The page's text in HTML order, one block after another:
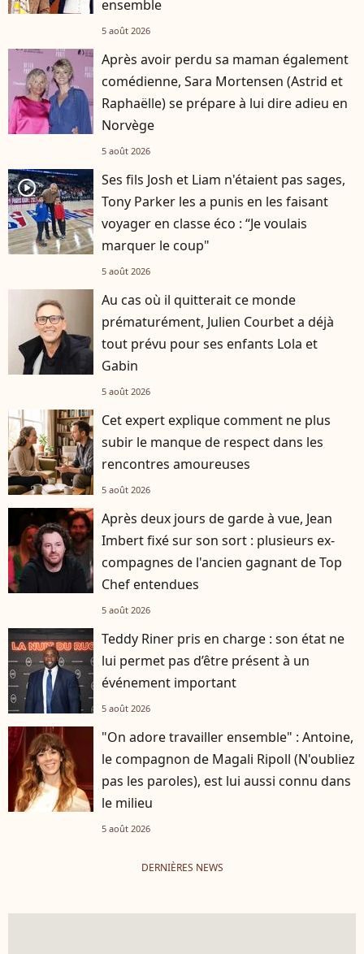
ensemble
5 août 2026
Après avoir perdu sa maman également
comédienne, Sara Mortensen (Astrid et
Raphaëlle) se prépare à lui dire adieu en
Norvège
5 août 2026
player2
Ses fils Josh et Liam n'étaient pas sages,
Tony Parker les a punis en les faisant
voyager en classe éco : “Je voulais
marquer le coup"
5 août 2026
Au cas où il quitterait ce monde
prématurément, Julien Courbet a déjà
tout prévu pour ses enfants Lola et
Gabin
5 août 2026
Cet expert explique comment ne plus
subir le manque de respect dans les
rencontres amoureuses
5 août 2026
Après deux jours de garde à vue, Jean
Imbert fixé sur son sort : plusieurs ex-
compagnes de l'ancien gagnant de Top
Chef entendues
5 août 2026
Teddy Riner pris en charge : son état ne
lui permet pas d’être présent à un
événement important
5 août 2026
"On adore travailler ensemble" : Antoine,
le compagnon de Magali Ripoll (N'oubliez
pas les paroles), est lui aussi connu dans
le milieu
5 août 2026
DERNIÈRES NEWS